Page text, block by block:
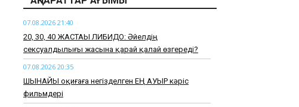
07.08.2026 21:40
​20, 30, 40 ЖАСТАҒЫ ЛИБИДО: Әйелдің
сексуалдылығы жасына қарай қалай өзгереді?
07.08.2026 20:35
​ШЫНАЙЫ оқиғаға негізделген ЕҢ АУЫР кәріс
фильмдері